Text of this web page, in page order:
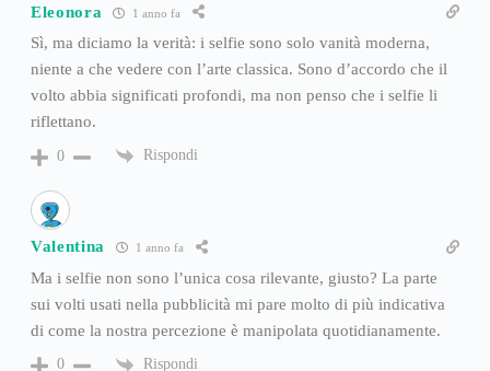
Eleonora 1 anno fa
Sì, ma diciamo la verità: i selfie sono solo vanità moderna,
niente a che vedere con l’arte classica. Sono d’accordo che il
volto abbia significati profondi, ma non penso che i selfie li
riflettano.
0 Rispondi
Valentina 1 anno fa
Ma i selfie non sono l’unica cosa rilevante, giusto? La parte
sui volti usati nella pubblicità mi pare molto di più indicativa
di come la nostra percezione è manipolata quotidianamente.
0 Rispondi